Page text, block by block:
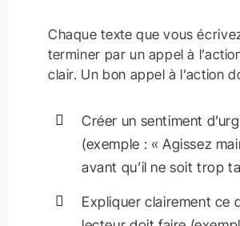
Chaque texte que vous
terminer par un appel à
clair. Un bon appel à l’action
Créer un sentiment
(exemple : « Agissez
avant qu’il ne soit trop
Expliquer clairement ce